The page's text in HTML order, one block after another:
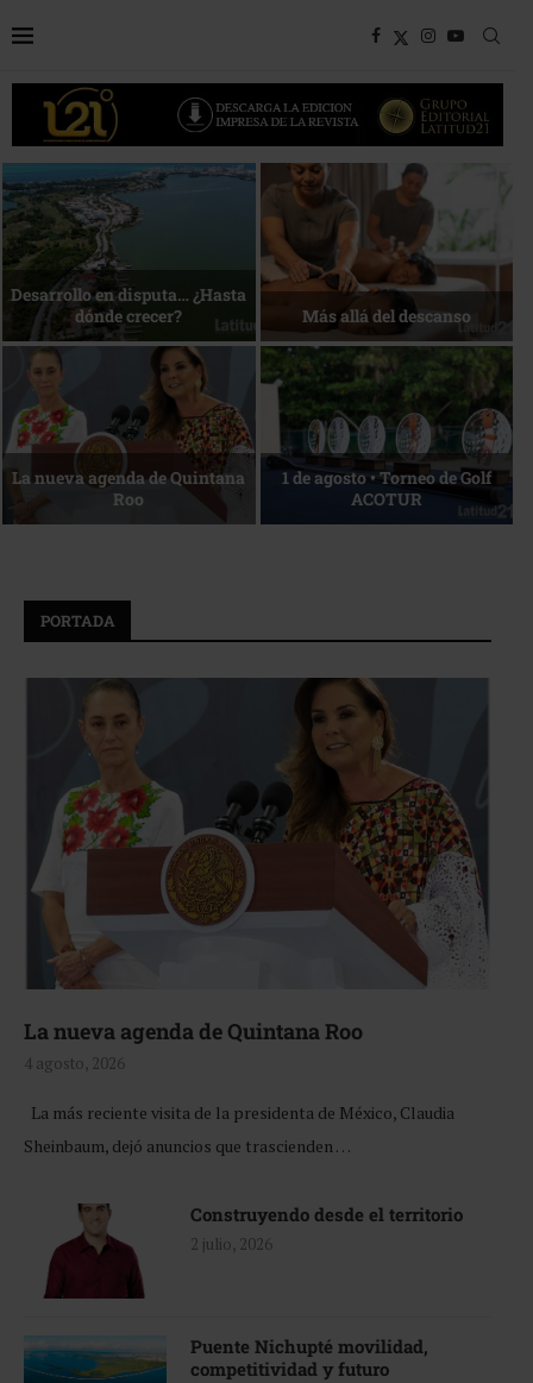
Bottega, un viaje servido a la
mesa
Energía que Impulsa la
competitividad
Reconocimiento de viajeros La esencia del servicio
PORTADA
La nueva agenda de Quintana Roo
4 agosto, 2026
La más reciente visita de la presidenta de México, Claudia
Sheinbaum, dejó anuncios que trascienden …
Construyendo desde el territorio
2 julio, 2026
Puente Nichupté movilidad,
competitividad y futuro